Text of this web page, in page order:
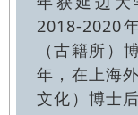
2018-2020
（古籍所）
年，在上海
文化）博士